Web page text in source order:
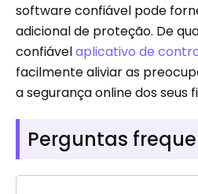
software confiável pode
adicional de proteção. De
confiávelaplicativo de
facilmente aliviar as
a segurança online dos seus
Perguntas